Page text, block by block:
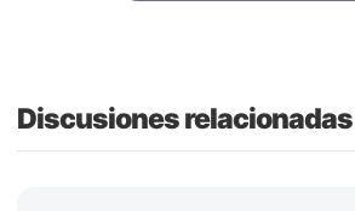
Discusiones relacionadas